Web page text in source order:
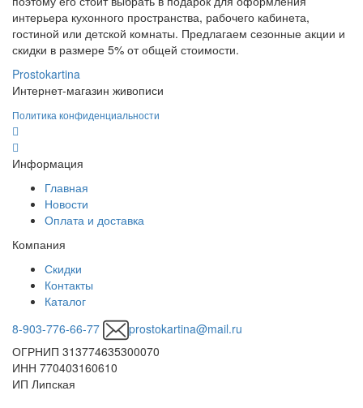
интерьера кухонного пространства, рабочего кабинета,
гостиной или детской комнаты. Предлагаем сезонные акции и
скидки в размере 5% от общей стоимости.
Prostokartina
Интернет-магазин живописи
Политика конфиденциальности
Информация
Главная
Новости
Оплата и доставка
Компания
Скидки
Контакты
Каталог
8-903-776-66-77
prostokartina@mail.ru
ОГРНИП 313774635300070
ИНН 770403160610
ИП Липская